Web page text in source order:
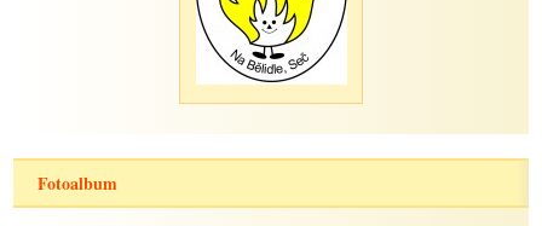
Fotoalbum